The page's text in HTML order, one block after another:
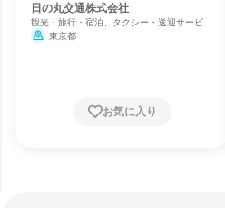
日の丸交通株式会社
観光・旅行・宿泊、タクシー・送迎サービ
ス、運輸・交通・物流
東京都
お気に入り